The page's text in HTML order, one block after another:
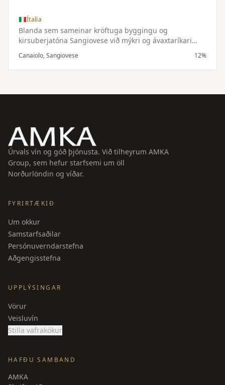
Ítalía
Blanda sem sameinar kröftuga byggingu og
kirsuberjatóna Sangiovese við mýkri og ávaxtaríkari
einkenni Canaiolo — samstillt og vel jafnvægisstillt vín.
Canaiolo, Sangiovese 12%
Úrvals vín og góð þjónusta. Við tilheyrum AMKA
Group, sem hefur starfsemi um öll
Norðurlöndin og víðar.
FYRIRTÆKIÐ
Um okkur
Samstarfsaðilar
Persónuverndarstefna
Aðgengisstefna
UPPLÝSINGAR
Vörur
Veisluvín
Stilla vafrakökur
HAFÐU SAMBAND
AMKA